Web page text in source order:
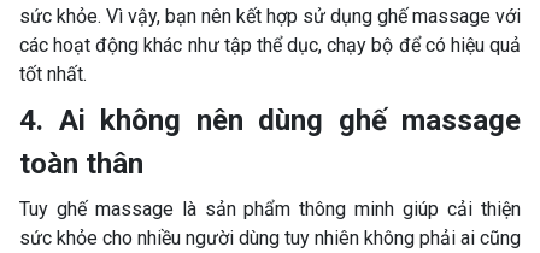
sức khỏe. Vì vậy, bạn nên kết hợp sử dụng ghế massage với
các hoạt động khác như tập thể dục, chạy bộ để có hiệu quả
tốt nhất.
4. Ai không nên dùng ghế massage
toàn thân
Tuy ghế massage là sản phẩm thông minh giúp cải thiện
sức khỏe cho nhiều người dùng tuy nhiên không phải ai cũng